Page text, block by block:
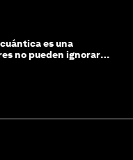
es una
no pueden ignorar